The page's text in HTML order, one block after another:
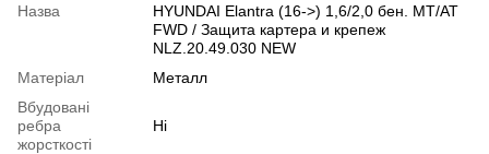
Назва
HYUNDAI Elantra (16->) 1,6/2,0 бен. МТ/АТ
FWD / Защита картера и крепеж
NLZ.20.49.030 NEW
Матеріал
Металл
Вбудовані
ребра
жорсткості
Ні